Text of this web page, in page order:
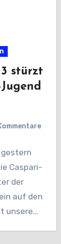
stürzt
gestern
Caspari-
der
auf den
unsere…